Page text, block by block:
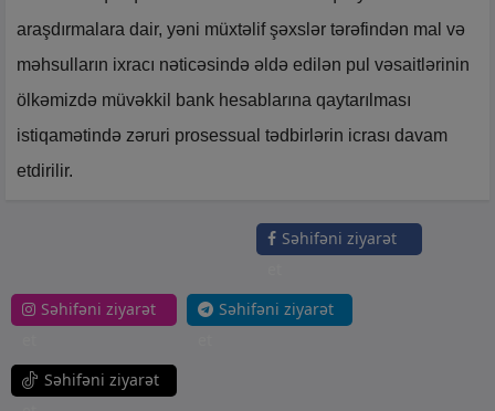
araşdırmalara dair, yəni müxtəlif şəxslər tərəfindən mal və
məhsulların ixracı nəticəsində əldə edilən pul vəsaitlərinin
ölkəmizdə müvəkkil bank hesablarına qaytarılması
istiqamətində zəruri prosessual tədbirlərin icrası davam
etdirilir.
Səhifəni ziyarət
Səhifəni ziyarət
Səhifəni ziyarət
Səhifəni ziyarət